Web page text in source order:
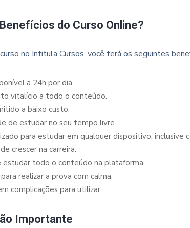
do Curso Online?
no Intitula Cursos, você terá os seguintes
a 24h por dia.
vitalício a todo o conteúdo.
a baixo custo.
de estudar no seu tempo livre.
para estudar em qualquer dispositivo, inclusive
crescer na carreira.
estudar todo o conteúdo na plataforma.
realizar a prova com calma.
complicações para utilizar.
Importante